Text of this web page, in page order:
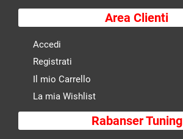
Area Clienti
Accedi
Registrati
Il mio Carrello
La mia Wishlist
Rabanser Tuning